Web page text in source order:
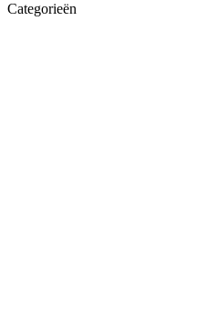
Categorieën